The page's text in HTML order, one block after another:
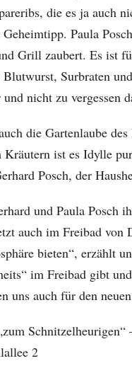
die es ja auch
Geheimtipp. Paula
Grill zaubert. Es ist
Surbraten
nicht zu vergessen
die Gartenlaube
ist es Idylle
Posch, der
und Paula Posch
auch im Freibad von
bieten“, erzählt
im Freibad gibt
uns auch für den
2